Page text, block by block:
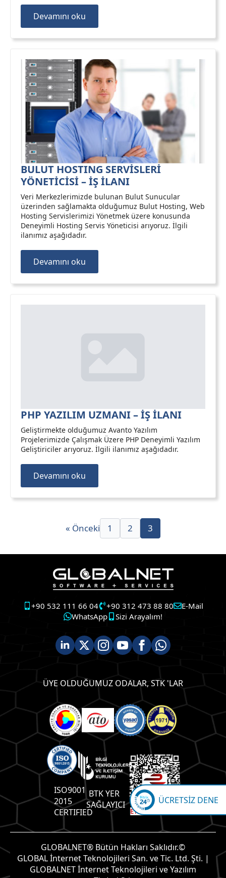
Devamını oku
BULUT HOSTING SERVİSLERİ
YÖNETİCİSİ – İŞ İLANI
Veri Merkezlerimizde bulunan Bulut Sunucular
üzerinden sağlamakta olduğumuz Bulut Hosting, Web
Hosting Servislerimizi Yönetmek üzere konusunda
Deneyimli Hosting Servis Yöneticisi arıyoruz. İlgili
ilanımız aşağıdadır.
Devamını oku
PHP YAZILIM UZMANI – İŞ İLANI
Geliştirmekte olduğumuz Avanto Yazılım
Projelerimizde Çalışmak Üzere PHP Deneyimli Yazılım
Geliştiriciler arıyoruz. İlgili ilanımız aşağıdadır.
Devamını oku
« Önceki 1 2 3
+90 532 111 66 04 +90 312 473 88 80
E-Mail
WhatsApp
Sizi Arayalım!
ÜYE OLDUĞUMUZ ODALAR, STK 'LAR
ISO9001
2015
CERTIFIED
BTK YER
SAĞLAYICI
GLOBALNET® Bütün Hakları Saklıdır.©
GLOBAL İnternet Teknolojileri San. ve Tic. Ltd. Şti. |
GLOBALNET İnternet Teknolojileri ve Yazılım
ÜCRETSİZ DENE